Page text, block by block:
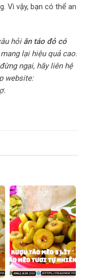
Vì vậy, bạn có thể an
hỏi ăn táo đỏ có
lại hiệu quả cao.
ngại, hãy liên hệ
website: